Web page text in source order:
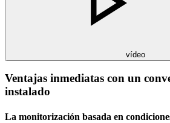
vídeo
Ventajas inmediatas con un
instalado
La monitorización basada en